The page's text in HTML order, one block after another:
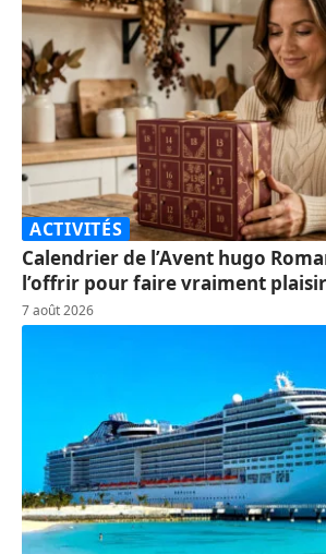
ACTIVITÉS
Calendrier de l’Avent hugo
l’offrir pour faire vraiment
7 août 2026